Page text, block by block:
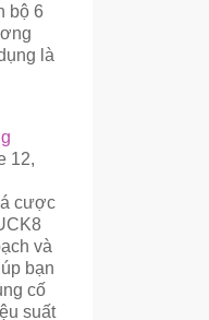
bộ 6
là
12,
cược
và
bạn
cố
suất